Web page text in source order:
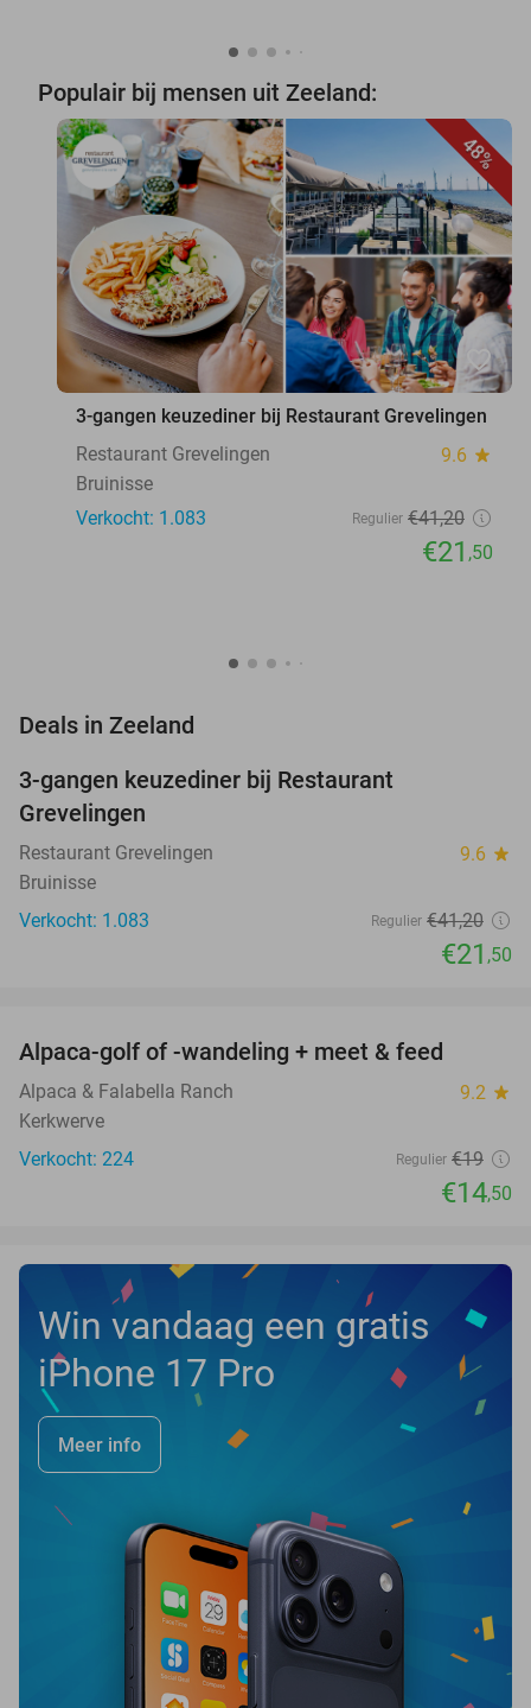
Populair bij mensen uit Zeeland:
48%
favorite_border
3-gangen keuzediner bij Restaurant Grevelingen
Restaurant Grevelingen
9.6 star
Bruinisse
Verkocht: 1.083
Regulier €41,20
€21 ,50
Deals in Zeeland
3-gangen keuzediner bij Restaurant
Grevelingen
Restaurant Grevelingen 9.6 star
Bruinisse
Verkocht: 1.083
Regulier €41,20
€21 ,50
Alpaca-golf of -wandeling + meet & feed
Alpaca & Falabella Ranch 9.2 star
Kerkwerve
Verkocht: 224
Regulier €19
€14,50
Win vandaag een gratis
iPhone 17 Pro
Meer info